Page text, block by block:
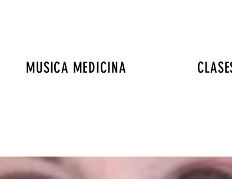
MUSICA MEDICINA